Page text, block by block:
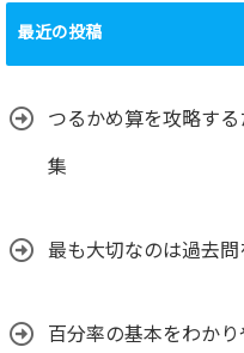
最近の投稿
つるかめ算を攻略す
集
最も大切なのは過去
百分率の基本をわか